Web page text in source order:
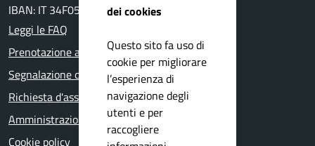
IBAN: IT 34F0511654000 0000000 24400
Leggi le FAQ
Prenotazione appuntamento
Segnalazione disservizio
Richiesta d'assistenza
Amministrazione trasparente
Cookie policy
dei cookies
Questo sito fa uso di
cookie per migliorare
l’esperienza di
navigazione degli
utenti e per
raccogliere